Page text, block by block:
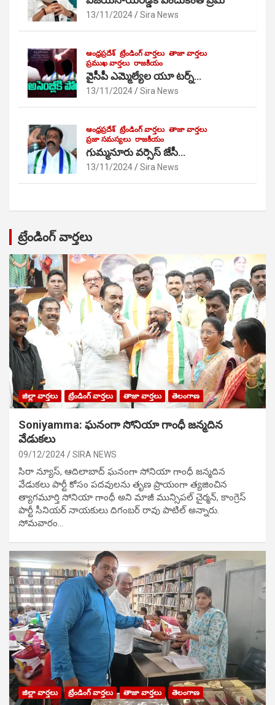
13/11/2024 Sira News
ఆంధ్రప్రదేశ్ ట్రేండింగ్ వార్తలు తాజా వార్తలు
ప్రముఖ వార్తలు రాజకీయం
వైసీపీ ఎమ్మెల్యేల యూ టర్న్…
13/11/2024 Sira News
ఆంధ్రప్రదేశ్ ట్రేండింగ్ వార్తలు తాజా వార్తలు
ప్రజా సమస్యలు రాజకీయం
గుమ్మనూరు వర్సెస్ జేసీ…
13/11/2024 Sira News
ట్రేండింగ్ వార్తలు
జిల్లా వార్తలు ట్రేండింగ్ వార్తలు తాజా వార్తలు తెలంగాణ
Soniyamma: ఘ‌నంగా సోనియా గాంధీ జ‌న్మ‌దిన
వేడుక‌లు
09/12/2024 SIRA NEWS
సిరా న్యూస్, ఆదిలాబాద్ ఘ‌నంగా సోనియా గాంధీ జ‌న్మ‌దిన
వేడుక‌లు పార్టీ కోసం ప‌ద‌వుల‌ను తృణ ప్రాయంగా త్య‌జించిన
త్యాగమూర్తి సోనియా గాంధీ అని మాజీ మున్సిప‌ల్ చైర్మ‌న్, కాంగ్రెస్
పార్టీ సీనియ‌ర్ నాయ‌కులు దిగంబ‌ర్ రావు పాటిల్ అన్నారు.
సోమవారం…
జిల్లా వార్తలు ట్రేండింగ్ వార్తలు తాజా వార్తలు తెలంగాణ